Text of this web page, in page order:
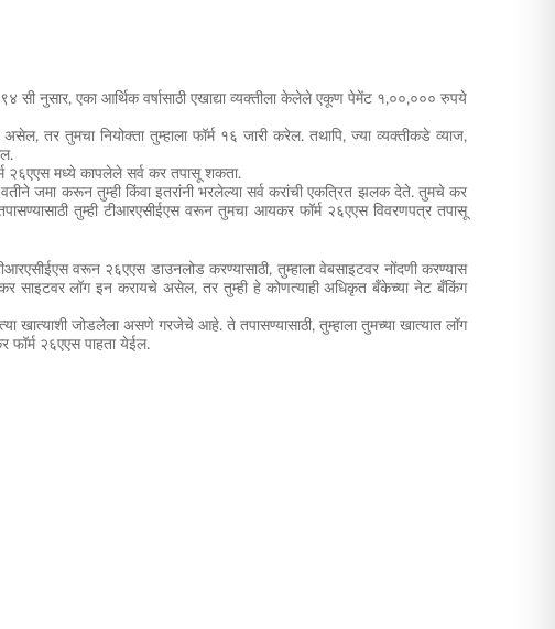
सी नुसार, एका आर्थिक वर्षासाठी एखाद्या व्यक्तीला केलेले एकूण पेमेंट १,००,००० रुपये
तर तुमचा नियोक्ता तुम्हाला फॉर्म १६ जारी करेल. तथापि, ज्या व्यक्तीकडे व्याज,
२६एएस मध्ये कापलेले सर्व कर तपासू शकता.
जमा करून तुम्ही किंवा इतरांनी भरलेल्या सर्व करांची एकत्रित झलक देते. तुमचे कर
तुम्ही टीआरएसीईएस वरून तुमचा आयकर फॉर्म २६एएस विवरणपत्र तपासू
वरून २६एएस डाउनलोड करण्यासाठी, तुम्हाला वेबसाइटवर नोंदणी करण्यास
साइटवर लॉग इन करायचे असेल, तर तुम्ही हे कोणत्याही अधिकृत बँकेच्या नेट बँकिंग
जोडलेला असणे गरजेचे आहे. ते तपासण्यासाठी, तुम्हाला तुमच्या खात्यात लॉग
फॉर्म २६एएस पाहता येईल.